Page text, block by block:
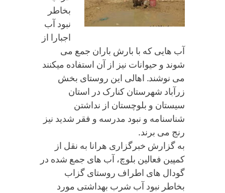
بخاطر
نبود آب
اجبارا از
آب هایی که با بارش باران جمع می
شوند و حیوانات نیز از آن استفاده میکنند
می نوشند. اهالی این روستای بخش
زرآباد شهرستان کنارک در استان
سیستان و بلوچستان از نداشتن
شناسنامه و نبود مدرسه و فقر شدید نیز
رنج می برند.
به گزارش خبرگزاری هرانا به نقل از
کمپین فعالین بلوچ، آب های جمع شده در
گودال های اطراف روستای گزاب
بخاطر نبود آب شرب بهداشتی مورد